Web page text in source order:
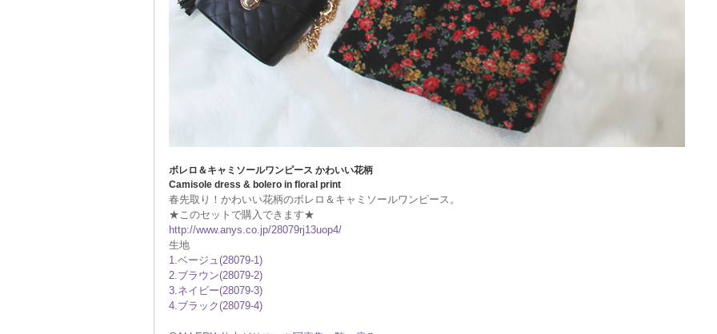
ボレロ＆キャミソールワンピース かわいい花柄
Camisole dress & bolero in floral print
春先取り！かわいい花柄のボレロ＆キャミソールワンピース。
★このセットで購入できます★
http://www.anys.co.jp/28079rj13uop4/
生地
1.ベージュ(28079-1)
2.ブラウン(28079-2)
3.ネイビー(28079-3)
4.ブラック(28079-4)